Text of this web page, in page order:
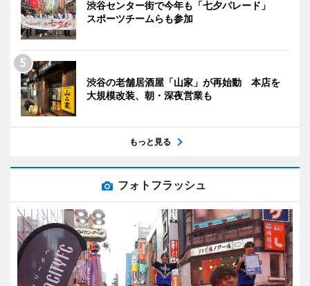
渋谷センター街で今年も「七夕パレード」
スポーツチームらも参加
渋谷の老舗居酒屋「山家」が再始動 本店を
大規模改装、朝・深夜営業も
もっと見る
フォトフラッシュ